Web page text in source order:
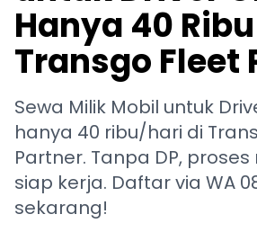
Hanya 40
Transgo Fleet
Sewa Milik Mobil untuk
hanya 40 ribu/hari di
Partner. Tanpa DP,
siap kerja. Daftar via WA
sekarang!